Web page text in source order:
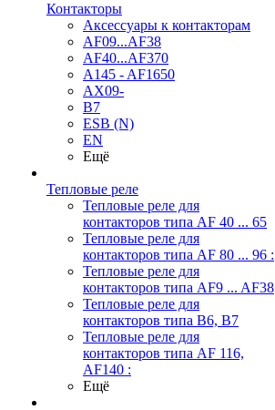
Контакторы
Аксессуары к контакторам
AF09...AF38
AF40...AF370
A145 - AF1650
AX09-
B7
ESB (N)
EN
Ещё
Тепловые реле
Тепловые реле для
контакторов типа AF 40 ... 65
Тепловые реле для
контакторов типа AF 80 ... 96 :
Тепловые реле для
контакторов типа AF9 ... AF38
Тепловые реле для
контакторов типа В6, В7
Тепловые реле для
контакторов типа AF 116,
AF140 :
Ещё